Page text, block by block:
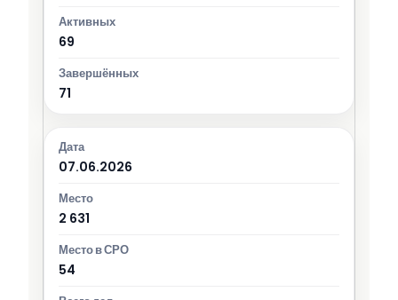
69
71
07.06.2026
2 631
54